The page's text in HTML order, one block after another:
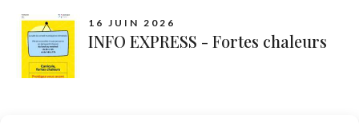
16 JUIN 2026
INFO EXPRESS - Fortes chaleurs